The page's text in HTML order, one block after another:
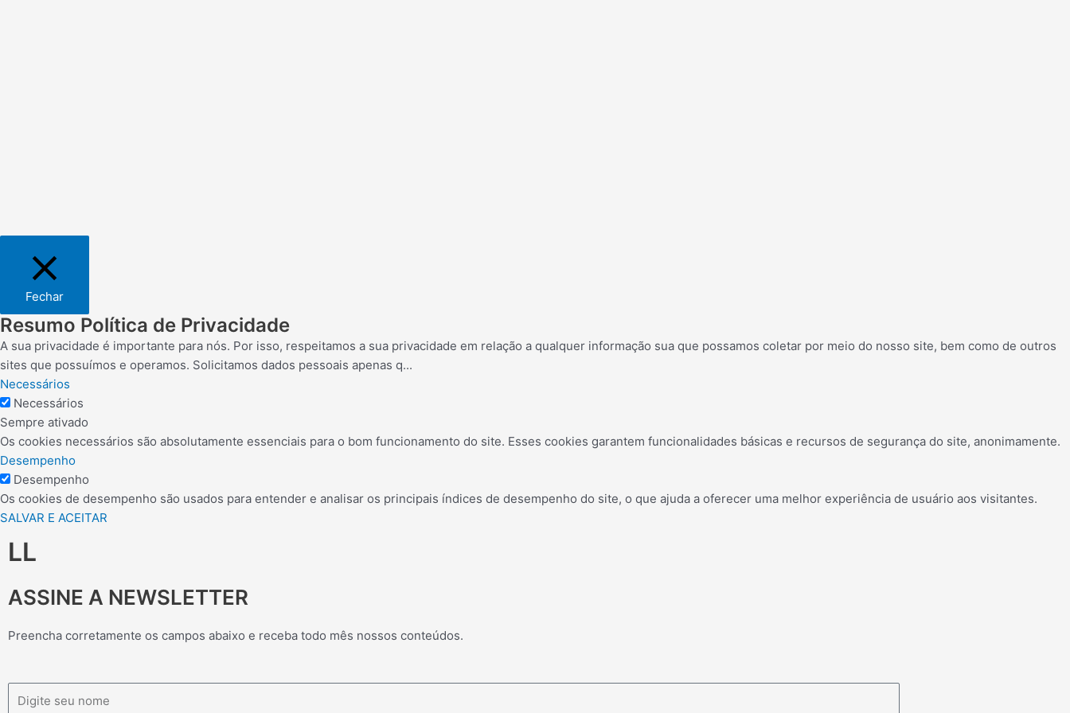
Fechar
Resumo Política de Privacidade
A sua privacidade é importante para nós. Por isso, respeitamos a sua privacidade em relação a qualquer informação sua que possamos coletar por meio do nosso site, bem como de outros
sites que possuímos e operamos. Solicitamos dados pessoais apenas q...
Necessários
Necessários
Sempre ativado
Os cookies necessários são absolutamente essenciais para o bom funcionamento do site. Esses cookies garantem funcionalidades básicas e recursos de segurança do site, anonimamente.
Desempenho
Desempenho
Os cookies de desempenho são usados para entender e analisar os principais índices de desempenho do site, o que ajuda a oferecer uma melhor experiência de usuário aos visitantes.
SALVAR E ACEITAR
LL
ASSINE A NEWSLETTER
Preencha corretamente os campos abaixo e receba todo mês nossos conteúdos.